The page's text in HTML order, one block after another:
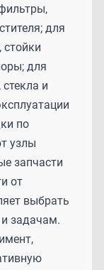
для
стойки
для
и
по
узлы
запчасти
от
выбрать
задачам.